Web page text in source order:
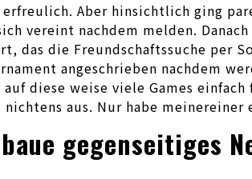
Aber hinsichtlich ging
vereint nachdem melden.
das die Freundschaftssuche per
angeschrieben nachdem
diese weise viele Games
aus. Nur habe
gegenseitiges